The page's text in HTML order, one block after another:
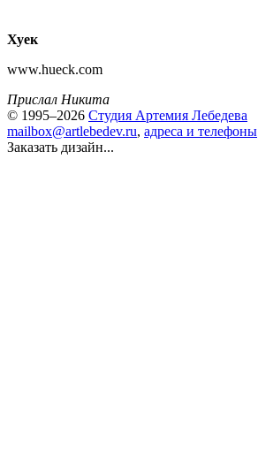
Хуек
www.hueck.com
Прислал Никита
© 1995–2026 Студия Артемия Лебедева
mailbox@artlebedev.ru, адреса и телефоны
Заказать дизайн...